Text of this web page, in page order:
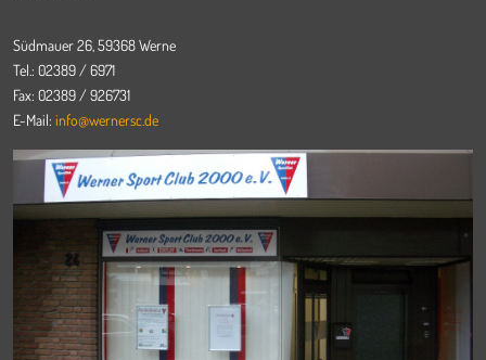
Südmauer 26, 59368 Werne
Tel.: 02389 / 6971
Fax: 02389 / 926731
E-Mail: info@wernersc.de